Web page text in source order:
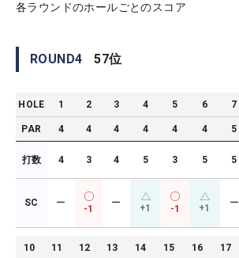
各ラウンドのホールごとのスコア
ROUND4 57位
HOLE 1 2 3 4 5 6 7
PAR 4 4 4 4 4 4 5
打数 4 3 4 5 3 5 5
SC ー
-1
ー +1 -1 +1 ー
10 11 12 13 14 15 16 17